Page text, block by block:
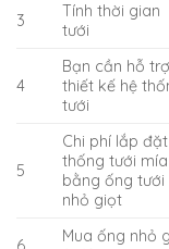
3
Tính thời gian
tưới
4
Bạn cần hỗ trợ
thiết kế hệ
tưới
5
Chi phí lắp
thống tưới mía
bằng ống tưới
nhỏ giọt
Mua ống nhỏ